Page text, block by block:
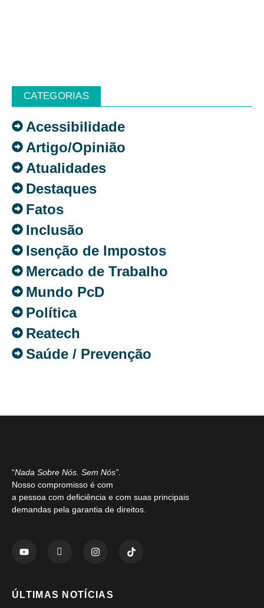
CATEGORIAS
Acessibilidade
Artigo/Opinião
Atualidades
Destaques
Fatos
Inclusão
Isenção de Impostos
Mercado de Trabalho
Mundo PcD
Política
Reatech
Saúde / Prevenção
“Nada Sobre Nós. Sem Nós”
Nosso compromisso é com
a pessoa com deficiência e com suas principais
demandas pela garantia de direitos.
ÚLTIMAS NOTÍCIAS